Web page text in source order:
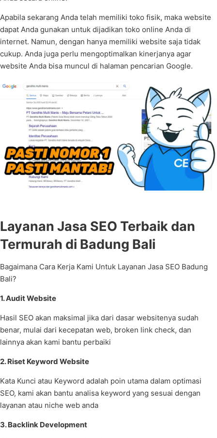
Apabila sekarang Anda telah memiliki toko fisik, maka website
dapat Anda gunakan untuk dijadikan toko online Anda di
internet. Namun, dengan hanya memiliki website saja tidak
cukup. Anda juga perlu mengoptimalkan kinerjanya agar
website Anda bisa muncul di halaman pencarian Google.
Layanan Jasa SEO Terbaik dan
Termurah di Badung Bali
Bagaimana Cara Kerja Kami Untuk Layanan Jasa SEO Badung
Bali?
1. Audit Website
Hasil SEO akan maksimal jika dari dasar websitenya sudah
benar, mulai dari kecepatan web, broken link check, dan
lainnya akan kami bantu perbaiki
2. Riset Keyword Website
Kata Kunci atau Keyword adalah poin utama dalam optimasi
SEO, kami akan bantu analisa keyword yang sesuai dengan
layanan atau niche web anda
3. Backlink Development